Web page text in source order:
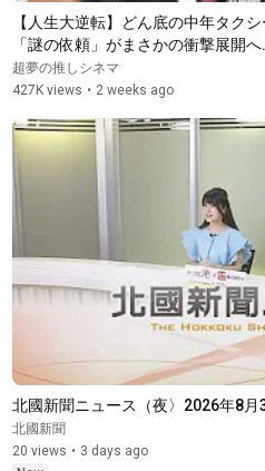
【人生大逆転】どん底の中年タク
「謎の依頼」がまさかの衝撃展開へ
超夢の推しシネマ
427K views • 2 weeks ago
北國新聞ニュース（夜〉2026年8月
北國新聞
20 views • 3 days ago